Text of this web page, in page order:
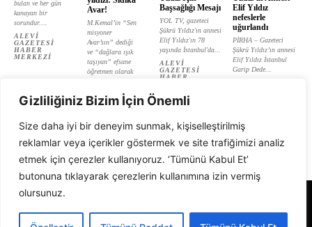
Gizliliğiniz Bizim İçin Önemli
Size daha iyi bir deneyim sunmak, kişiselleştirilmiş
reklamlar veya içerikler göstermek ve site trafiğimizi analiz
etmek için çerezler kullanıyoruz. ‘Tümünü Kabul Et’
butonuna tıklayarak çerezlerin kullanımına izin vermiş
olursunuz.
bulan ve her gün
kanayan bir
sorundur....
ALEVI
GAZETESI
HABER
MERKEZI
Avar!
M.Kemal’in “Sen
misyoner
Avar’sın” dediği
ve “dağlara ışık
taşıyan” efsane
öğretmen olarak
ALEVI
GAZETESI
Başsağlığı Mesajı
YOL TV, gazeteci
Şükrü Yıldız'ın annesi
Elif Yıldız'ın 78
yaşında İstanbul'da...
ALEVI
GAZETESI
HABER
Elif Yıldız
nefeslerle
uğurlandı
PİRHA – Gazeteci
Şükrü Yıldız’ın annesi
Elif Yıldız İstanbul
Garip Dede...
Alevi Gazetesi